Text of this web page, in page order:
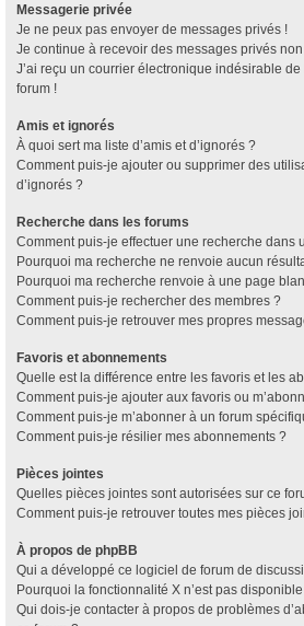
Messagerie privée
Je ne peux pas envoyer de messages privés !
Je continue à recevoir des messages privés
J’ai reçu un courrier électronique indésirable de
forum !
Amis et ignorés
À quoi sert ma liste d’amis et d’ignorés ?
Comment puis-je ajouter ou supprimer des
d’ignorés ?
Recherche dans les forums
Comment puis-je effectuer une recherche dans
Pourquoi ma recherche ne renvoie aucun
Pourquoi ma recherche renvoie à une page
Comment puis-je rechercher des membres ?
Comment puis-je retrouver mes propres
Favoris et abonnements
Quelle est la différence entre les favoris et les
Comment puis-je ajouter aux favoris ou
Comment puis-je m’abonner à un forum
Comment puis-je résilier mes abonnements ?
Pièces jointes
Quelles pièces jointes sont autorisées sur ce
Comment puis-je retrouver toutes mes pièces
À propos de phpBB
Qui a développé ce logiciel de forum de
Pourquoi la fonctionnalité X n’est pas
Qui dois-je contacter à propos de problèmes